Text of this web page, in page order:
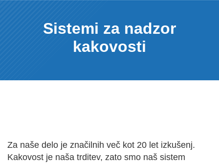
Sistemi za nadzor
kakovosti
Za naše delo je značilnih več kot 20 let izkušenj.
Kakovost je naša trditev, zato smo naš sistem